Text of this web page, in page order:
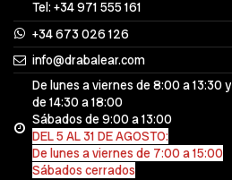
Tel: +34 971 555 161
+34 673 026 126
info@drabalear.com
De lunes a viernes de 8:00 a 13:30 y
de 14:30 a 18:00
Sábados de 9:00 a 13:00
DEL 5 AL 31 DE AGOSTO:
De lunes a viernes de 7:00 a 15:00
Sábados cerrados